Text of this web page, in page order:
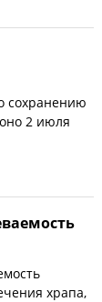
сохранению
2 июля
храпа,